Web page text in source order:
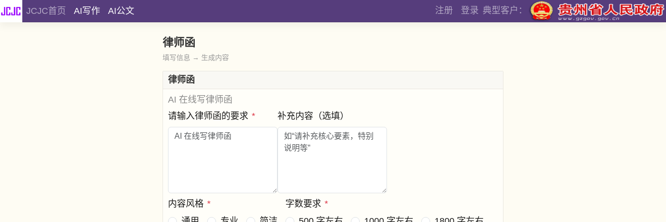
JCJC首页 AI写作 AI公文 注册 登录 典型客户：
律师函
填写信息 → 生成内容
律师函
AI 在线写律师函
请输入律师函的要求 * 补充内容（选填）
内容风格 *
字数要求 *